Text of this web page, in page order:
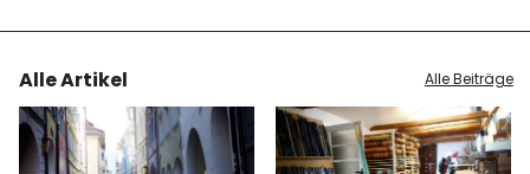
Alle Artikel Alle Beiträge